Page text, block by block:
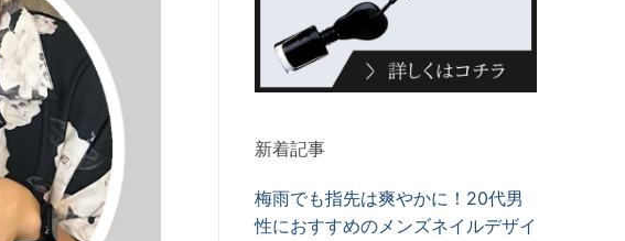
新着記事
梅雨でも指先は爽やかに！20代男
性におすすめのメンズネイルデザイ